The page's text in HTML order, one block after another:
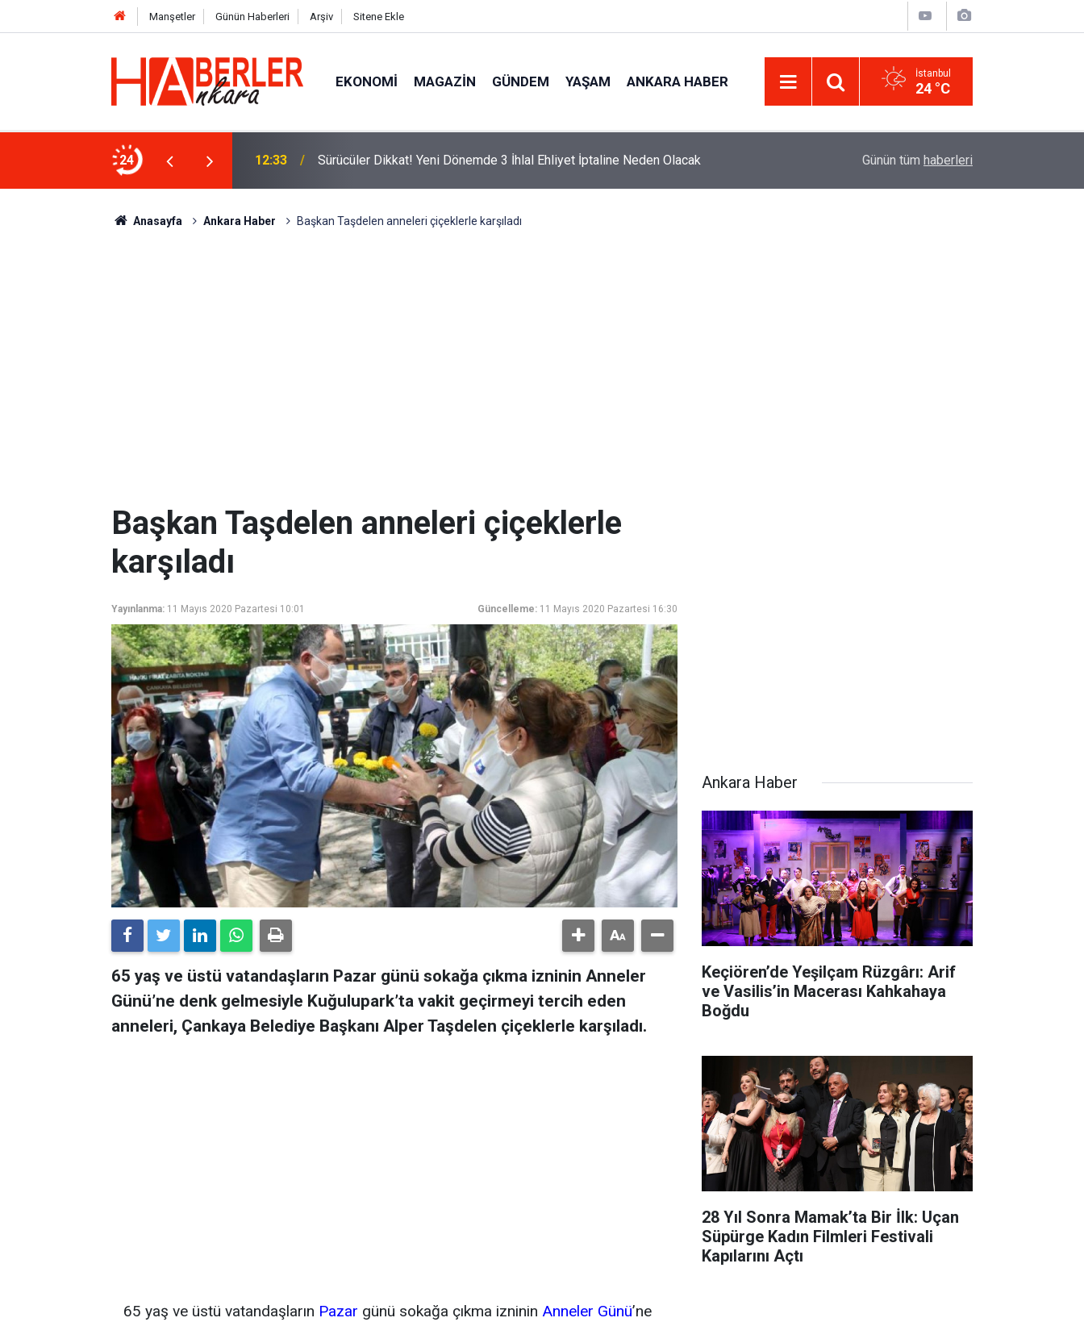
Manşetler Günün Haberleri Arşiv Sitene Ekle
EKONOMI MAGAZIN GÜNDEM YAŞAM ANKARA HABER İstanbul
24 °C
24
2026! Bayram Primi, Erzak Yardımı ve
12:33 Sürücüler Dikkat! Yeni Dönemde 3 İhlal Ehliyet İptaline Neden Olacak
Uzadı, Ödeme Kuralları Değişti
Günün tüm haberleri
Anasayfa Ankara Haber Başkan Taşdelen anneleri çiçeklerle karşıladı
Başkan Taşdelen anneleri çiçeklerle
karşıladı
Yayınlanma: 11 Mayıs 2020 Pazartesi 10:01 Güncelleme: 11 Mayıs 2020 Pazartesi 16:30
65 yaş ve üstü vatandaşların Pazar günü sokağa çıkma izninin Anneler
Günü’ne denk gelmesiyle Kuğulupark’ta vakit geçirmeyi tercih eden
anneleri, Çankaya Belediye Başkanı Alper Taşdelen çiçeklerle karşıladı.
65 yaş ve üstü vatandaşların Pazar günü sokağa çıkma izninin Anneler Günü’ne
Ankara Haber
Keçiören’de Yeşilçam Rüzgârı: Arif
ve Vasilis’in Macerası Kahkahaya
Boğdu
28 Yıl Sonra Mamak’ta Bir İlk: Uçan
Süpürge Kadın Filmleri Festivali
Kapılarını Açtı